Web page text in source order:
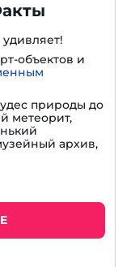
объектов и
природы до
метеорит,
архив,